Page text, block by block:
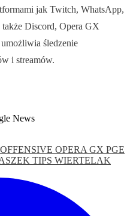
jak Twitch, WhatsApp,
także Discord, Opera GX
śledzenie
i streamów.
News
OPERA GX PGE
TIPS WIERTELAK